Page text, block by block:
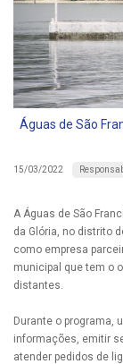
Águas de São
15/03/2022
A Águas de São
da Glória, no distrito
como empresa
municipal que tem o
distantes.
Durante o programa,
informações, emitir
atender pedidos de